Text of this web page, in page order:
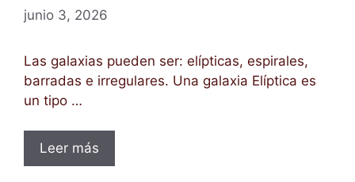
junio 3, 2026
Las galaxias pueden ser: elípticas, espirales,
barradas e irregulares. Una galaxia Elí­ptica es
un tipo …
Leer más